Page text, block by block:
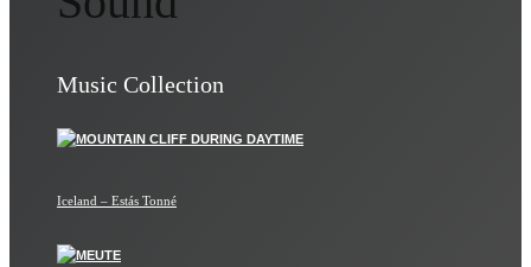
Music Collection
Iceland – Estás Tonné